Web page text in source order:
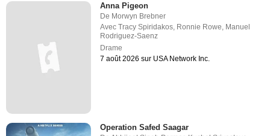
Anna Pigeon
De Morwyn Brebner
AvecTracy Spiridakos Ronnie Rowe Manuel
Rodriguez-Saenz
Drame
7 août 2026 sur USA Network Inc.
Operation Safed Saagar